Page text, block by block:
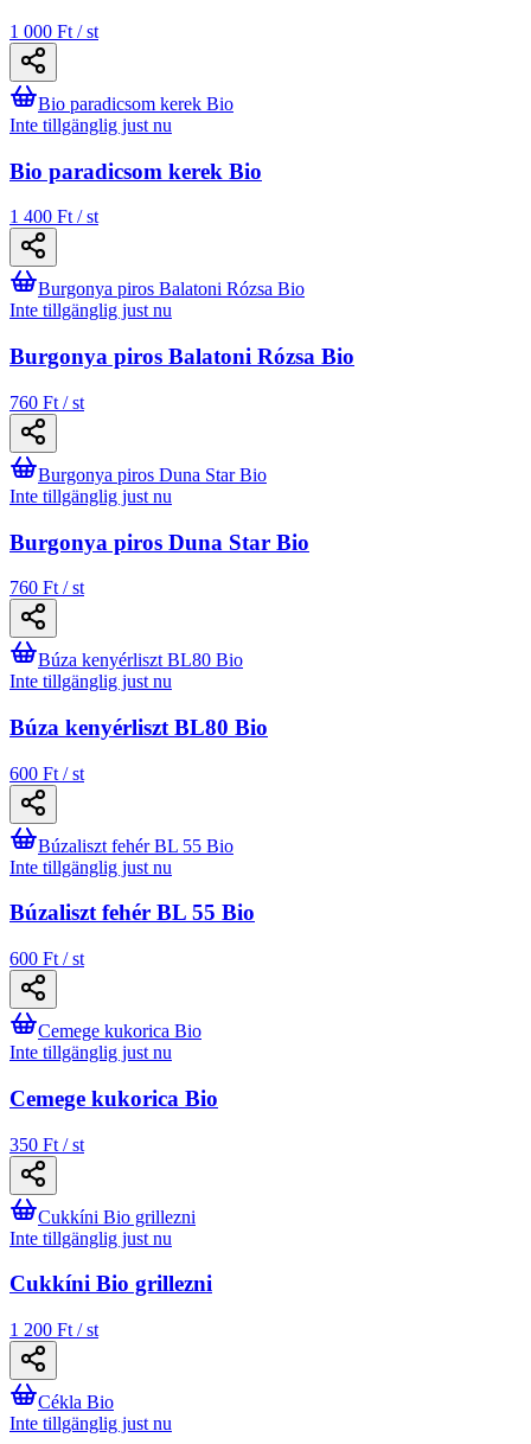
1 000 Ft / st
Bio paradicsom kerek Bio
Inte tillgänglig just nu
Bio paradicsom kerek Bio
1 400 Ft / st
Burgonya piros Balatoni Rózsa Bio
Inte tillgänglig just nu
Burgonya piros Balatoni Rózsa Bio
760 Ft / st
Burgonya piros Duna Star Bio
Inte tillgänglig just nu
Burgonya piros Duna Star Bio
760 Ft / st
Búza kenyérliszt BL80 Bio
Inte tillgänglig just nu
Búza kenyérliszt BL80 Bio
600 Ft / st
Búzaliszt fehér BL 55 Bio
Inte tillgänglig just nu
Búzaliszt fehér BL 55 Bio
600 Ft / st
Cemege kukorica Bio
Inte tillgänglig just nu
Cemege kukorica Bio
350 Ft / st
Cukkíni Bio grillezni
Inte tillgänglig just nu
Cukkíni Bio grillezni
1 200 Ft / st
Cékla Bio
Inte tillgänglig just nu